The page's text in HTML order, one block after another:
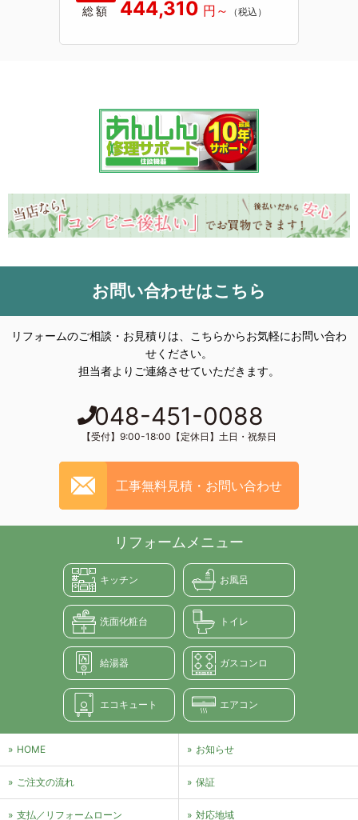
総額 444,310
お問い合わせはこちら
リフォームのご相談・お見積りは、こちらからお気軽にお問い合わ
せください。
担当者よりご連絡させていただきます。
048-451-0088
【受付】9:00-18:00【定休日】土日・祝祭日
工事無料見積・お問い合わせ
リフォームメニュー
キッチン お風呂
洗面化粧台 トイレ
給湯器 ガスコンロ
エコキュート エアコン
HOME お知らせ
ご注文の流れ 保証
支払／リフォームローン 対応地域